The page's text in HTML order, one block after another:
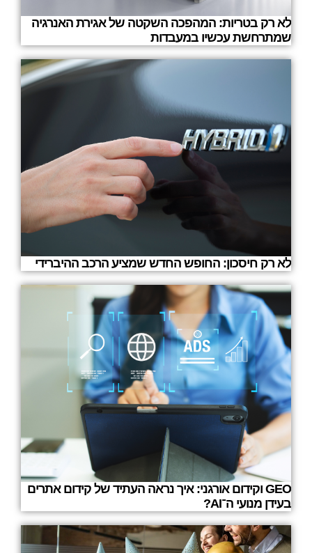
לא רק בטריות: המהפכה השקטה של אגירת האנרגיה
שמתרחשת עכשיו במעבדות
לא רק חיסכון: החופש החדש שמציע הרכב ההיברידי
GEO וקידום אורגני: איך נראה העתיד של קידום אתרים
בעידן מנועי ה־AI?